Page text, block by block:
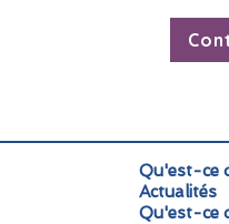
Qu'est-ce
Actualités
Qu'est-ce